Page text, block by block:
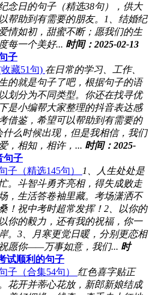
念日的句子（精选38句），供大
帮助到有需要的朋友。1、结婚纪
情如初，甜蜜不断；愿我们的生
每一个美好... 时间：2025-02-13
子
藏51句) 在日常的学习、工作、
的就是句子了吧，根据句子的语
划分为不同类型。你还在找寻优
是小编帮大家整理的抖音表达感
借鉴，希望可以帮助到有需要的
什么时候出现，但是我相信，我们
，相知，相许，... 时间：2025-
句子
子（精选145句）
1、人生处处是
。斗智斗勇齐亮相，得失成败走
，生活答卷袖里藏。考场潇洒不
！祝中考时超常发挥！2、以你的
你的毅力，还有我的祝福，你一
。3、月寒更觉日暖，分别更恋相
愿你——万事如意，我们... 时
试顺利的句子
子（合集54句）
红色喜字贴正
花开并蒂心花放，新郎新娘结成